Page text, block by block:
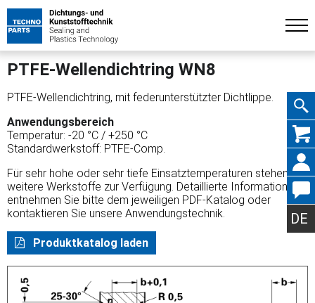
DE
PTFE-Wellendichtring WN8
PTFE-Wellendichtring, mit federunterstützter Dichtlippe.
Anwendungsbereich
Temperatur: -20 °C / +250 °C
Standardwerkstoff: PTFE-Comp.
Für sehr hohe oder sehr tiefe Einsatztemperaturen stehen
weitere Werkstoffe zur Verfügung. Detaillierte Informationen
entnehmen Sie bitte dem jeweiligen PDF-Katalog oder
kontaktieren Sie unsere Anwendungstechnik.
Produktkatalog laden